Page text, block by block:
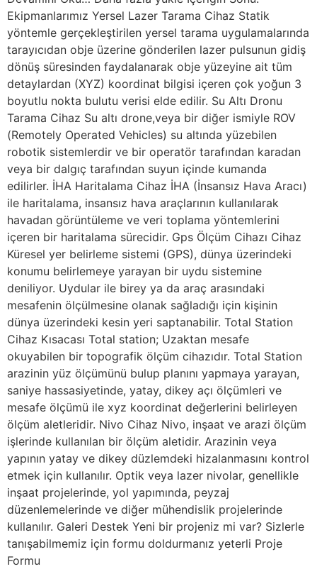
Ekipmanlarımız Yersel Lazer Tarama Cihaz Statik
yöntemle gerçekleştirilen yersel tarama uygulamalarında
tarayıcıdan obje üzerine gönderilen lazer pulsunun gidiş
dönüş süresinden faydalanarak obje yüzeyine ait tüm
detaylardan (XYZ) koordinat bilgisi içeren çok yoğun 3
boyutlu nokta bulutu verisi elde edilir. Su Altı Dronu
Tarama Cihaz Su altı drone,veya bir diğer ismiyle ROV
(Remotely Operated Vehicles) su altında yüzebilen
robotik sistemlerdir ve bir operatör tarafından karadan
veya bir dalgıç tarafından suyun içinde kumanda
edilirler. İHA Haritalama Cihaz İHA (İnsansız Hava Aracı)
ile haritalama, insansız hava araçlarının kullanılarak
havadan görüntüleme ve veri toplama yöntemlerini
içeren bir haritalama sürecidir. Gps Ölçüm Cihazı Cihaz
Küresel yer belirleme sistemi (GPS), dünya üzerindeki
konumu belirlemeye yarayan bir uydu sistemine
deniliyor. Uydular ile birey ya da araç arasındaki
mesafenin ölçülmesine olanak sağladığı için kişinin
dünya üzerindeki kesin yeri saptanabilir. Total Station
Cihaz Kısacası Total station; Uzaktan mesafe
okuyabilen bir topografik ölçüm cihazıdır. Total Station
arazinin yüz ölçümünü bulup planını yapmaya yarayan,
saniye hassasiyetinde, yatay, dikey açı ölçümleri ve
mesafe ölçümü ile xyz koordinat değerlerini belirleyen
ölçüm aletleridir. Nivo Cihaz Nivo, inşaat ve arazi ölçüm
işlerinde kullanılan bir ölçüm aletidir. Arazinin veya
yapının yatay ve dikey düzlemdeki hizalanmasını kontrol
etmek için kullanılır. Optik veya lazer nivolar, genellikle
inşaat projelerinde, yol yapımında, peyzaj
düzenlemelerinde ve diğer mühendislik projelerinde
kullanılır. Galeri Destek Yeni bir projeniz mi var? Sizlerle
tanışabilmemiz için formu doldurmanız yeterli Proje
Formu